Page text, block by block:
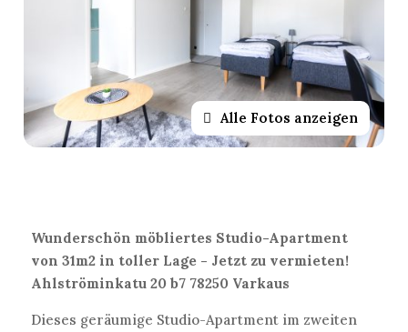
Alle Fotos anzeigen
Wunderschön möbliertes Studio-Apartment
von 31m2 in toller Lage - Jetzt zu vermieten!
Ahlströminkatu 20 b7 78250 Varkaus
Dieses geräumige Studio-Apartment im zweiten